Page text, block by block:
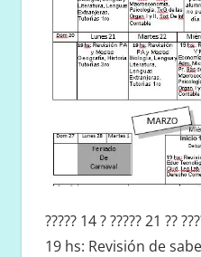
????? 14 ? ????? 21 ??
19 hs: Revisión de